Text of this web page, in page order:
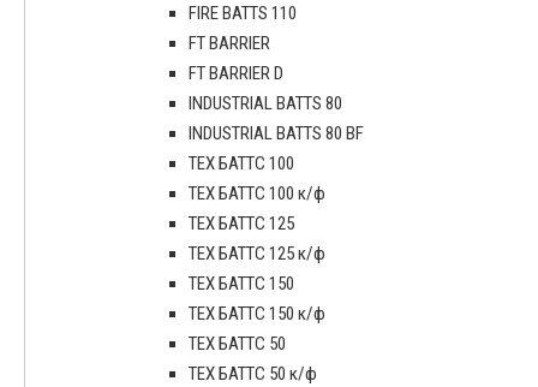
FIRE BATTS 110
FT BARRIER
FT BARRIER D
INDUSTRIAL BATTS 80
INDUSTRIAL BATTS 80 BF
ТЕХ БАТТС 100
ТЕХ БАТТС 100 к/ф
ТЕХ БАТТС 125
ТЕХ БАТТС 125 к/ф
ТЕХ БАТТС 150
ТЕХ БАТТС 150 к/ф
ТЕХ БАТТС 50
ТЕХ БАТТС 50 к/ф